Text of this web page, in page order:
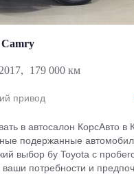
Camry
2017, 179 000 км
привод
в автосалон КорсАвто в
подержанные
выбор бу Toyota с
ваши потребности и